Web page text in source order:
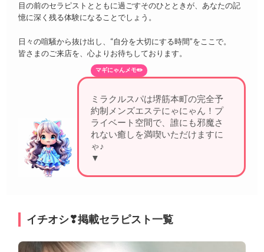
目の前のセラピストとともに過ごすそのひとときが、あなたの記
憶に深く残る体験になることでしょう。
日々の喧騒から抜け出し、“自分を大切にする時間”をここで。
皆さまのご来店を、心よりお待ちしております。
マギにゃんメモ✏️
ミラクルスパは堺筋本町の完全予
約制メンズエステにゃにゃん！プ
ライベート空間で、誰にも邪魔さ
れない癒しを満喫いただけますに
ゃ♪
▼
イチオシ❣掲載セラピスト一覧